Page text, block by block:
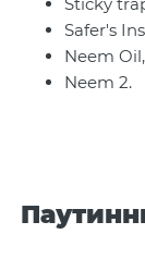
Sticky
Safer's
Neem Oil,
Neem 2.